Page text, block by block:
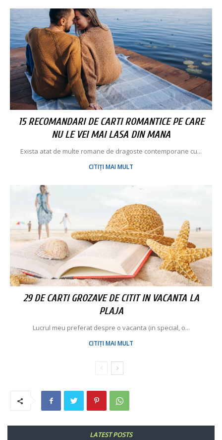
15 RECOMANDARI DE CARTI ROMANTICE PE CARE
NU LE VEI MAI LASA DIN MANA
Exista atat de multe romane de dragoste contemporane cu...
CITIȚI MAI MULT
29 DE CARTI GROZAVE DE CITIT IN VACANTA LA
PLAJA
Lucrul meu preferat despre o vacanta (in special, o...
CITIȚI MAI MULT
LATEST POSTS